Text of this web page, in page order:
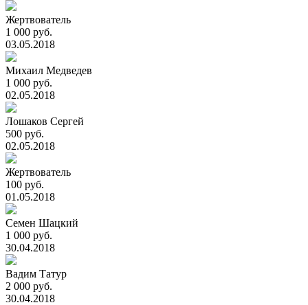
Жертвователь
1 000 руб.
03.05.2018
Михаил Медведев
1 000 руб.
02.05.2018
Лошаков Сергей
500 руб.
02.05.2018
Жертвователь
100 руб.
01.05.2018
Семен Шацкий
1 000 руб.
30.04.2018
Вадим Татур
2 000 руб.
30.04.2018